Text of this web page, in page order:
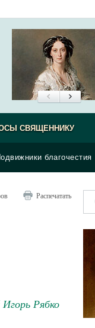
благочестия
СВЯЩЕННИКУ
Распечатать
Рябко